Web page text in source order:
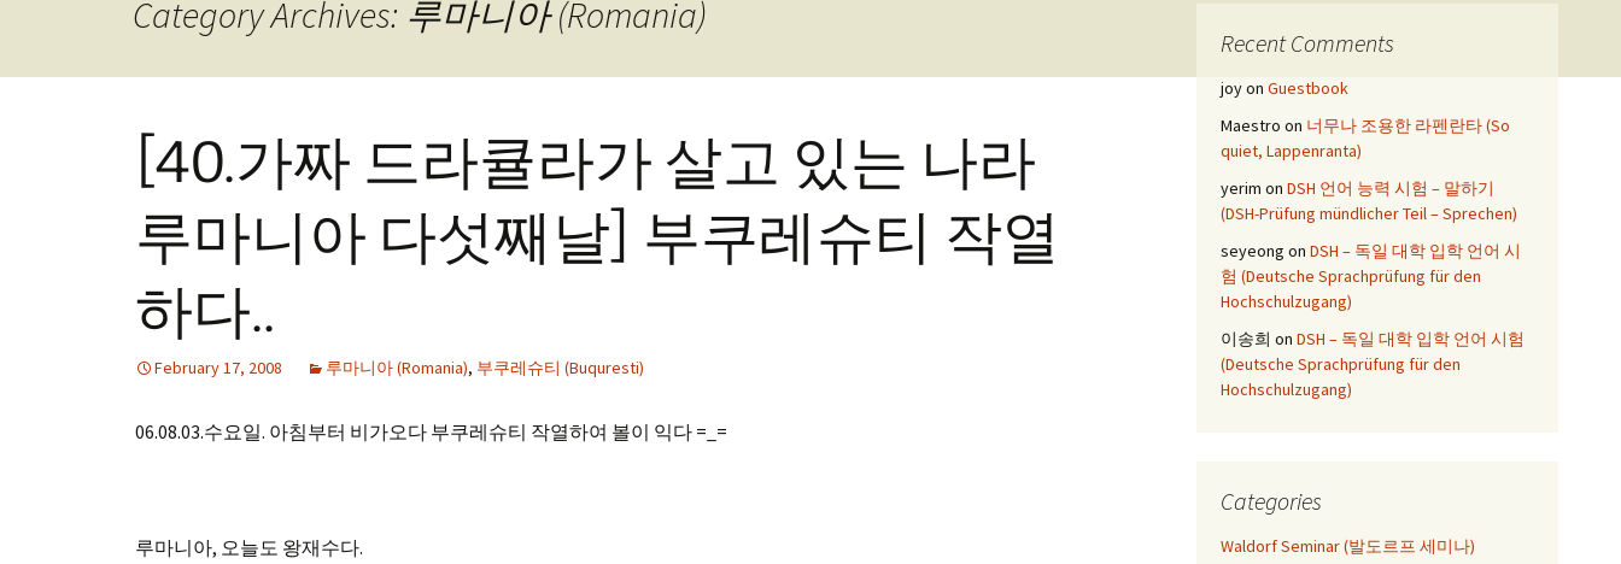
Category Archives: 루마니아 (Romania)
[40.가짜 드라큘라가 살고 있는 나라
루마니아 다섯째날] 부쿠레슈티 작열
하다..
February 17, 2008 루마니아 (Romania), 부쿠레슈티 (Buquresti)
06.08.03.수요일. 아침부터 비가오다 부쿠레슈티 작열하여 볼이 익다 =_=
루마니아, 오늘도 왕재수다.
Recent Comments
joyon Guestbook
Maestro on 너무나 조용한 라펜란타 (So
quiet, Lappenranta)
yerim on DSH 언어 능력 시험 – 말하기
(DSH-Prüfung mündlicher Teil – Sprechen)
seyeong on DSH – 독일 대학 입학 언어 시
험 (Deutsche Sprachprüfung für den
Hochschulzugang)
이송희 on DSH – 독일 대학 입학 언어 시험
(Deutsche Sprachprüfung für den
Hochschulzugang)
Categories
Waldorf Seminar (발도르프 세미나)